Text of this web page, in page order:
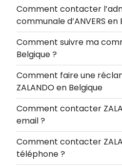
Comment contacter
communale d’ANVERS en
Comment suivre ma
Belgique ?
Comment faire une
ZALANDO en Belgique
Comment contacter
email ?
Comment contacter
téléphone ?